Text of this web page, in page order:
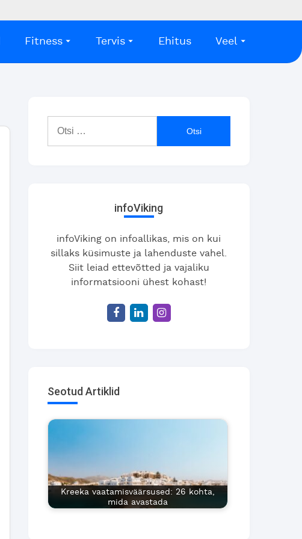
Fitness Tervis Ehitus Veel
infoViking
infoViking on infoallikas, mis on kui
sillaks küsimuste ja lahenduste vahel.
Siit leiad ettevõtted ja vajaliku
informatsiooni ühest kohast!
Seotud Artiklid
Kreeka vaatamisväärsused: 26 kohta,
mida avastada